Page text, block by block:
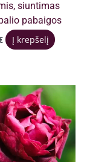
siuntimas
pabaigos
Į krepšelį